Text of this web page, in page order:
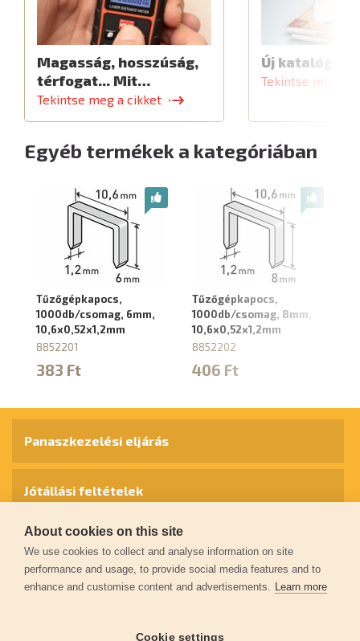
Magasság, hosszúság,
térfogat... Mit…
Tekintse meg a cikket
Új katalógus
Tekintse meg a
Egyéb termékek a kategóriában
Tűzőgépkapocs,
1000db/csomag, 6mm,
10,6x0,52x1,2mm
8852201
383 Ft
Tűzőgépkapocs,
1000db/csomag, 8mm,
10,6x0,52x1,2mm
8852202
406 Ft
Panaszkezelési eljárás
Jótállási feltételek
Személyes adatok védelme
Kapcsolat
About cookies on this site
We use cookies to collect and analyse information on site
performance and usage, to provide social media features and to
enhance and customise content and advertisements. Learn more
Cookie settings